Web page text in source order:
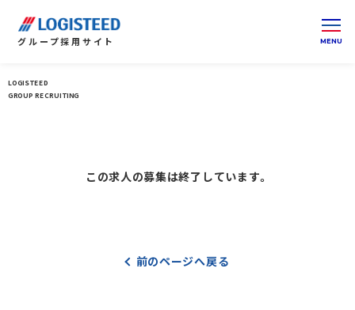
グループ採用サイト
LOGISTEED
GROUP RECRUITING
この求人の募集は終了しています。
前のページへ戻る